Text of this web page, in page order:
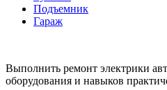
Подъемник
Гараж
Выполнить ремонт электрики
оборудования и навыков